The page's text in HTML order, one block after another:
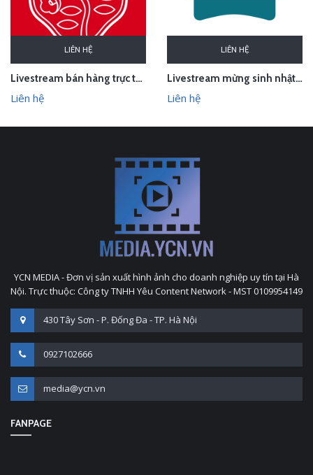
LIÊN HỆ
Livestream bán hàng trực tuyến cho thương hiệu mỹ phẩm Shiseido
Liên hệ
LIÊN HỆ
Livestream mừng sinh nhật Sunhouse
Liên hệ
YCN MEDIA - Đơn vị sản xuất hình ảnh cho doanh nghiệp uy tín tại Hà
Nội. Trực thuộc: Công ty TNHH Yêu Content Network - MST 0109954149
430 Tây Sơn - P. Đống Đa - TP. Hà Nội
0927102666
media@ycn.vn
FANPAGE